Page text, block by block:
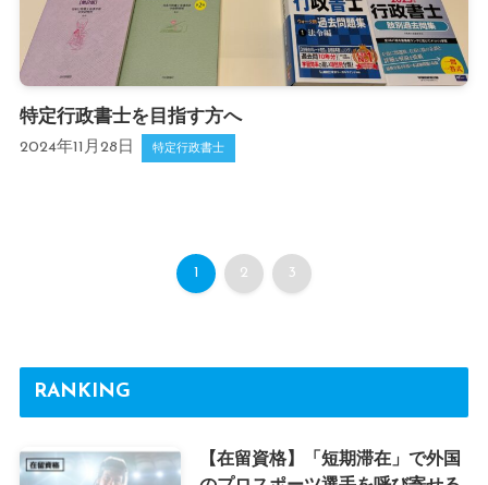
特定行政書士を目指す方へ
2024年11月28日 特定行政書士
1 2 3
RANKING
【在留資格】「短期滞在」で外国